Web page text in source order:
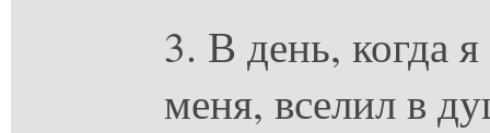
3. В день, когда
меня, вселил в